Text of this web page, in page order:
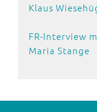
Klaus
FR-Interview
Maria Stange